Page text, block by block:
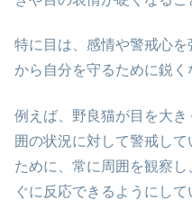
特に目は、感情や警戒心
から自分を守るために鋭く
例えば、野良猫が目を大
囲の状況に対して警戒し
ために、常に周囲を観察
ぐに反応できるようにし